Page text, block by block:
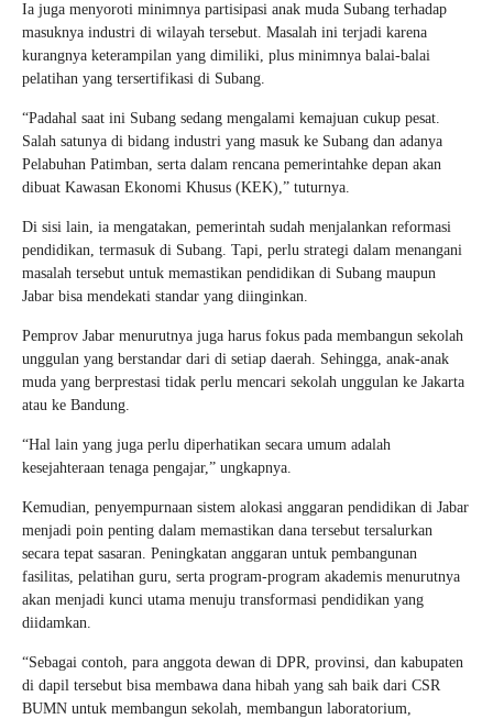
Ia juga menyoroti minimnya partisipasi anak muda Subang terhadap
masuknya industri di wilayah tersebut. Masalah ini terjadi karena
kurangnya keterampilan yang dimiliki, plus minimnya balai-balai
pelatihan yang tersertifikasi di Subang.
“Padahal saat ini Subang sedang mengalami kemajuan cukup pesat.
Salah satunya di bidang industri yang masuk ke Subang dan adanya
Pelabuhan Patimban, serta dalam rencana pemerintahke depan akan
dibuat Kawasan Ekonomi Khusus (KEK),” tuturnya.
Di sisi lain, ia mengatakan, pemerintah sudah menjalankan reformasi
pendidikan, termasuk di Subang. Tapi, perlu strategi dalam menangani
masalah tersebut untuk memastikan pendidikan di Subang maupun
Jabar bisa mendekati standar yang diinginkan.
Pemprov Jabar menurutnya juga harus fokus pada membangun sekolah
unggulan yang berstandar dari di setiap daerah. Sehingga, anak-anak
muda yang berprestasi tidak perlu mencari sekolah unggulan ke Jakarta
atau ke Bandung.
“Hal lain yang juga perlu diperhatikan secara umum adalah
kesejahteraan tenaga pengajar,” ungkapnya.
Kemudian, penyempurnaan sistem alokasi anggaran pendidikan di Jabar
menjadi poin penting dalam memastikan dana tersebut tersalurkan
secara tepat sasaran. Peningkatan anggaran untuk pembangunan
fasilitas, pelatihan guru, serta program-program akademis menurutnya
akan menjadi kunci utama menuju transformasi pendidikan yang
diidamkan.
“Sebagai contoh, para anggota dewan di DPR, provinsi, dan kabupaten
di dapil tersebut bisa membawa dana hibah yang sah baik dari CSR
BUMN untuk membangun sekolah, membangun laboratorium,